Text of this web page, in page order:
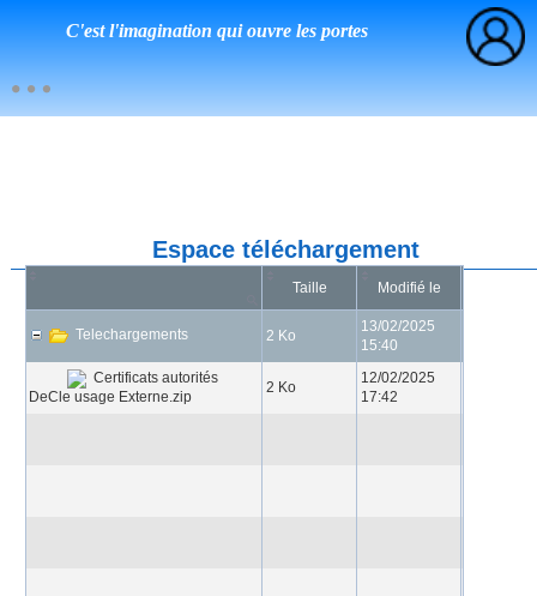
C'est l'imagination qui ouvre les portes
Espace téléchargement
Taille Modifié le
Telechargements 2 Ko
13/02/2025
15:40
Certificats autorités
DeCle usage Externe.zip
2 Ko
12/02/2025
17:42